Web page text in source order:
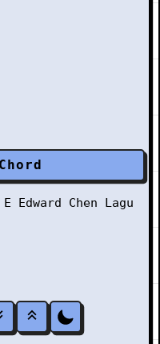
E Edward Chen
Lagu